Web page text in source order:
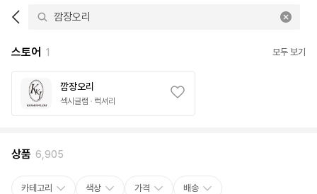
스토어 1 모두 보기
깜장오리
섹시글램 럭셔리
상품 6,905
카테고리 색상 가격 배송